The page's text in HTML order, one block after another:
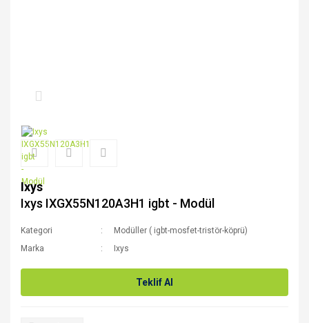
Ixys
Ixys IXGX55N120A3H1 igbt - Modül
Kategori
Modüller ( igbt-mosfet-tristör-köprü)
Marka
Ixys
Teklif Al